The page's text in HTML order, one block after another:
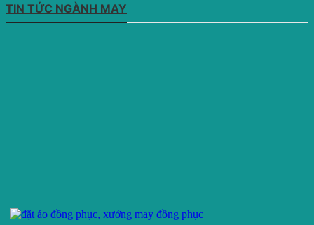
TIN TỨC NGÀNH MAY